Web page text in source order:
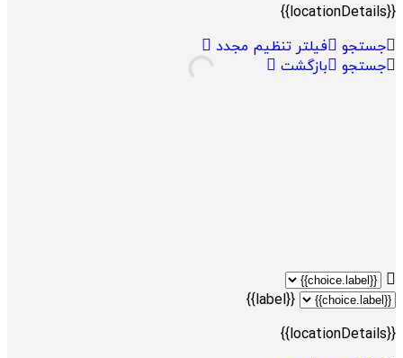
{{locationDetails}}
جستجو
فیلتر تنظیم مجدد
جستجو
بازگشت
{{label}}
{{locationDetails}}